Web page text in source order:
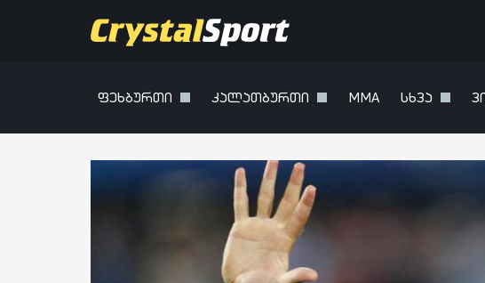
ფეხბურთი კალათბურთი MMA სხვა